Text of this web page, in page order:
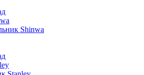
Shinwa